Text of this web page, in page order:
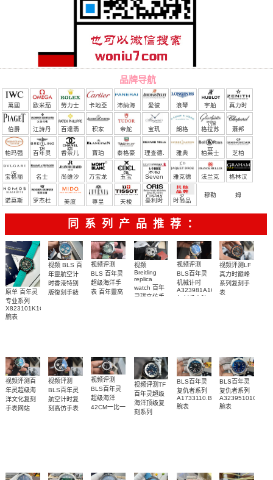
品牌导航
萬國 欧米茄 勞力士 卡地亞 沛納海 愛彼 浪琴 宇舶
（恒
宝）
真力时
伯爵 江詩丹
頓
百達翡
麗
积家 帝舵 宝玑 朗格 格拉苏
蒂
蕭邦
帕玛强
尼
百年灵 香奈儿 寶珀 泰格豪
雅
理查德.
米勒
雅典 柏莱士 芝柏
宝格丽 名士 尚维沙 万宝龙 玉宝 Seven
Friday
雅克德
罗
法兰克
穆勒
格林汉
姆
诺莫斯
罗杰杜 美度 尊皇 天梭 豪利时 时尚品
牌/原单
同系列产品推荐：
原单 百年灵
专业系列
X823101K1C1S1
腕表
视频 BLS 百
年靈航空计
时香港特别
版復刻手錶
视频评测
BLS 百年灵
超级海洋手
表 百年靈高
视频
Breitling
replica
watch 百年
灵璞高仿手
视频评测
BLS百年灵
机械计时
A323981A1C1A1
视频评测LF
真力时巅峰
系列复刻手
表
视频评测百
年灵超级海
洋文化复刻
手表网站
视频评测
BLS百年灵
航空计时复
刻高仿手表
AB012012.BB01.435X.A20BA.1
视频评测
BLS百年灵
超级海洋
42CM一比一
视频评测TF
百年灵超级
海洋顶级复
刻系列
BLS百年灵
复仇者系列
A1733110.BC30.169A
腕表
BLS百年灵
复仇者系列
A32395101C1X1
腕表